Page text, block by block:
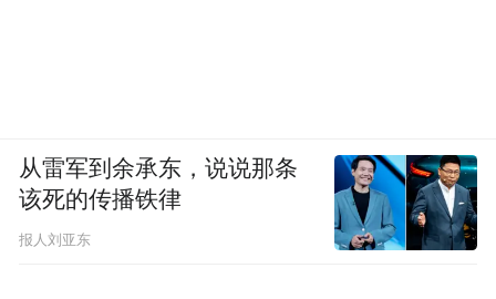
从雷军到余承东，说说那条
该死的传播铁律
报人刘亚东